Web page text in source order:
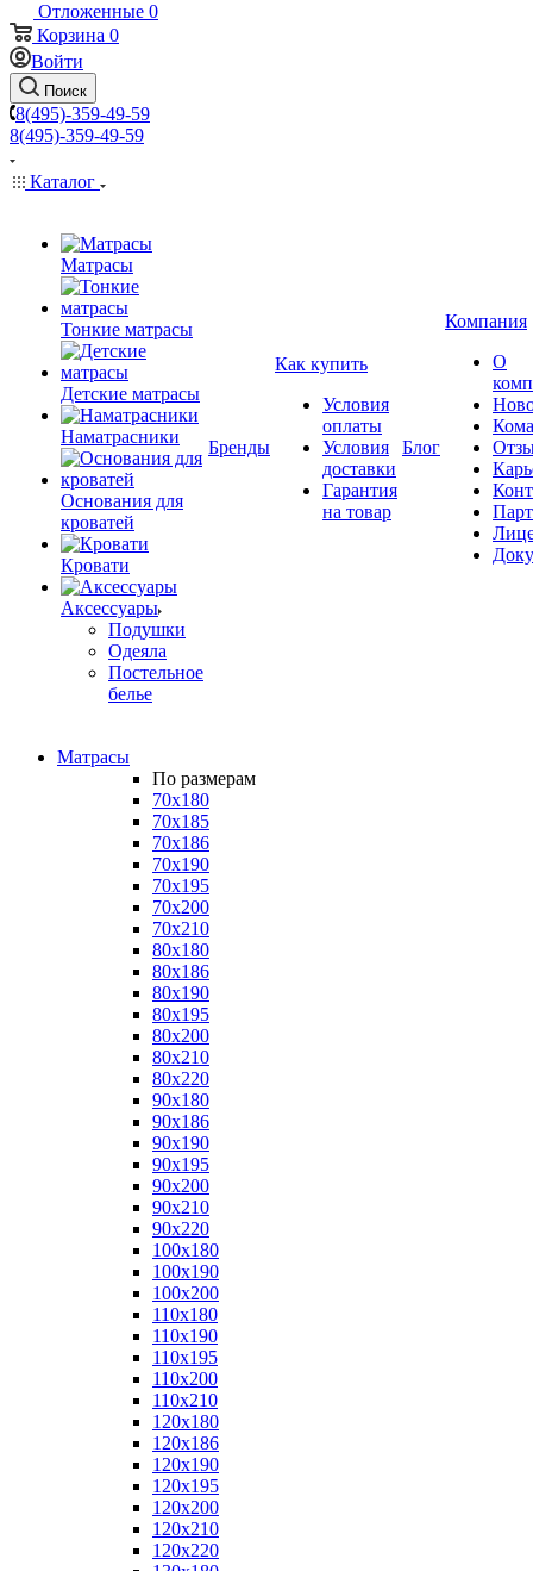
Отложенные 0
Корзина 0
Войти
Поиск
8(495)-359-49-59
8(495)-359-49-59
Каталог
Матрасы
Тонкие матрасы
Детские матрасы
Наматрасники
Основания для
кроватей
Кровати
Аксессуары
Подушки
Одеяла
Постельное
белье
Бренды
Как купить
Условия
оплаты
Условия
доставки
Гарантия
на товар
Блог
Компания
О
Матрасы
По размерам
70x180
70x185
70x186
70x190
70x195
70x200
70x210
80x180
80x186
80x190
80x195
80x200
80x210
80x220
90x180
90x186
90x190
90x195
90x200
90x210
90x220
100x180
100x190
100x200
110x180
110x190
110x195
110x200
110x210
120x180
120x186
120x190
120x195
120x200
120x210
120x220